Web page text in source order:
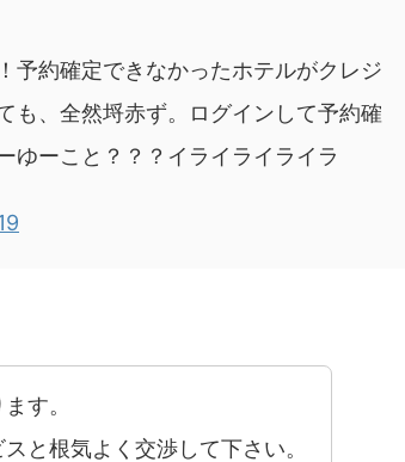
予約確定できなかったホテルがクレジ
も、全然埒赤ず。ログインして予約確
ゆーこと？？？イライライライラ
す。
と根気よく交渉して下さい。